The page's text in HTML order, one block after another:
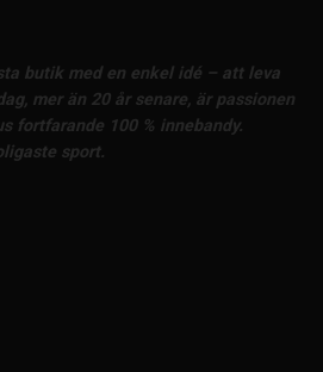
butik med en enkel idé – att leva
mer än 20 år senare, är passionen
fortfarande 100 % innebandy.
sport.